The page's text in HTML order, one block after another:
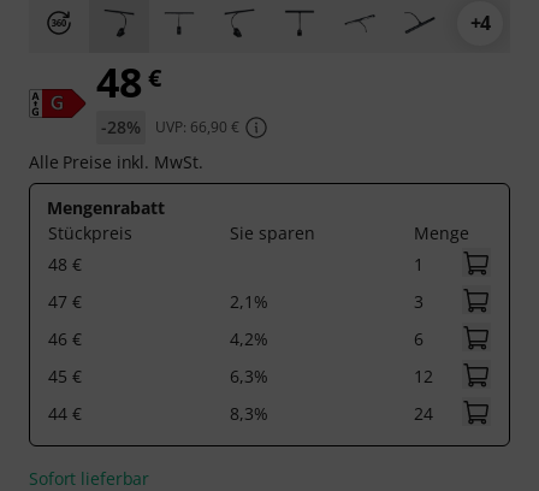
+4
48 €
-28% UVP: 66,90 €
Alle Preise inkl. MwSt.
Mengenrabatt
Stückpreis
Sie sparen
Menge
48 €
1
47 €
2,1%
3
46 €
4,2%
6
45 €
6,3%
12
44 €
8,3% 24
Sofort lieferbar